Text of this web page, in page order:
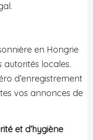
en Hongrie
locales.
d’enregistrement
vos annonces de
et d’hygiène